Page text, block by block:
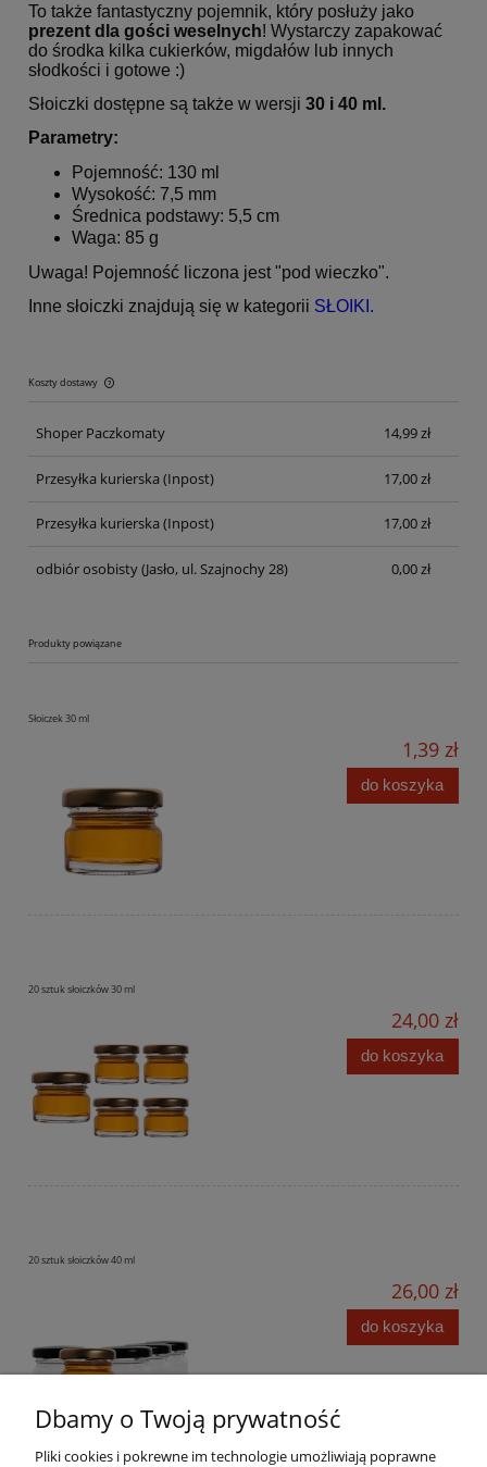
To także fantastyczny pojemnik, który posłuży jako
prezent dla gości weselnych! Wystarczy zapakować
do środka kilka cukierków, migdałów lub innych
słodkości i gotowe :)
Słoiczki dostępne są także w wersji 30 i 40 ml.
Parametry:
Pojemność: 130 ml
Wysokość: 7,5 mm
Średnica podstawy: 5,5 cm
Waga: 85 g
Uwaga! Pojemność liczona jest "pod wieczko".
Inne słoiczki znajdują się w kategorii SŁOIKI.
Koszty dostawy
Cena nie zawiera ewentualnych kosztów płatności
Shoper Paczkomaty
14,99 zł
Przesyłka kurierska (Inpost) 17,00 zł
Przesyłka kurierska (Inpost) 17,00 zł
odbiór osobisty(Jasło, ul. Szajnochy 28) 0,00 zł
Produkty powiązane
Słoiczek 30 ml
1,39 zł
do koszyka
20 sztuk słoiczków 30 ml
24,00 zł
do koszyka
20 sztuk słoiczków 40 ml
26,00 zł
do koszyka
Dbamy o Twoją prywatność
Pliki cookies i pokrewne im technologie umożliwiają poprawne